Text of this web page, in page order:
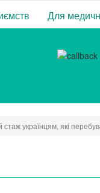
Для
стаж українцям, які